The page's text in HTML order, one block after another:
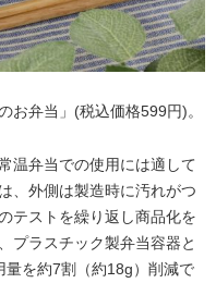
お弁当」(税込価格599円)。
温弁当での使用には適して
、外側は製造時に汚れがつ
テストを繰り返し商品化を
プラスチック製弁当容器と
量を約7割（約18g）削減で